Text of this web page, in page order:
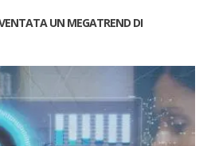
UN MEGATREND DI